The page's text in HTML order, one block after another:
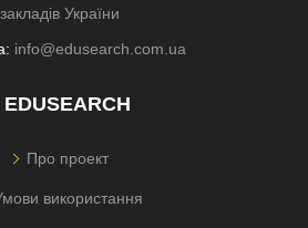
закладів України
info@edusearch.com.ua
EDUSEARCH
Про проект
використання